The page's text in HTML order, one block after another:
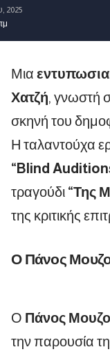
2025
Μια
Χατζή, γνωστή
σκηνή του
Η ταλαντούχα
“Blind
τραγούδι “Της
της κριτικής
Ο Πάνος
Ο Πάνος
την παρουσία